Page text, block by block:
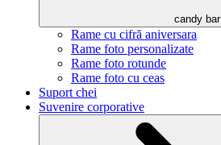
candy bar
Rame cu cifră aniversara
Rame foto personalizate
Rame foto rotunde
Rame foto cu ceas
Suport chei
Suvenire corporative